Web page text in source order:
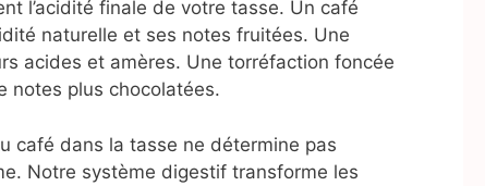
l’acidité finale de votre tasse. Un café
naturelle et ses notes fruitées. Une
acides et amères. Une torréfaction foncée
notes plus chocolatées.
café dans la tasse ne détermine pas
Notre système digestif transforme les